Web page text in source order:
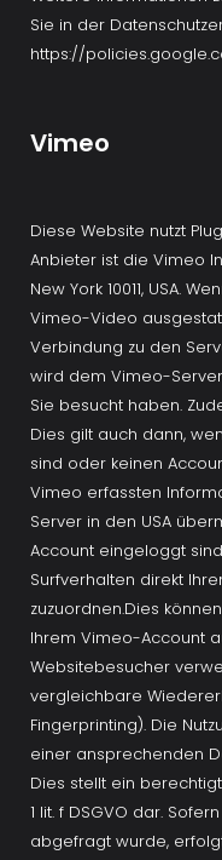
Sie in der
https://
Vimeo
Diese Website nutzt
Anbieter ist die Vimeo
New York 10011, USA.
Vimeo-Video
Verbindung zu den
wird dem Vimeo-
Sie besucht haben.
Dies gilt auch dann,
sind oder keinen
Vimeo erfassten
Server in den USA
Account eingeloggt
Surfverhalten direkt
zuzuordnen.Dies
Ihrem Vimeo-Account
Websitebesucher
vergleichbare
Fingerprinting). Die
einer ansprechenden
Dies stellt ein
1 lit. f DSGVO dar.
abgefragt wurde,